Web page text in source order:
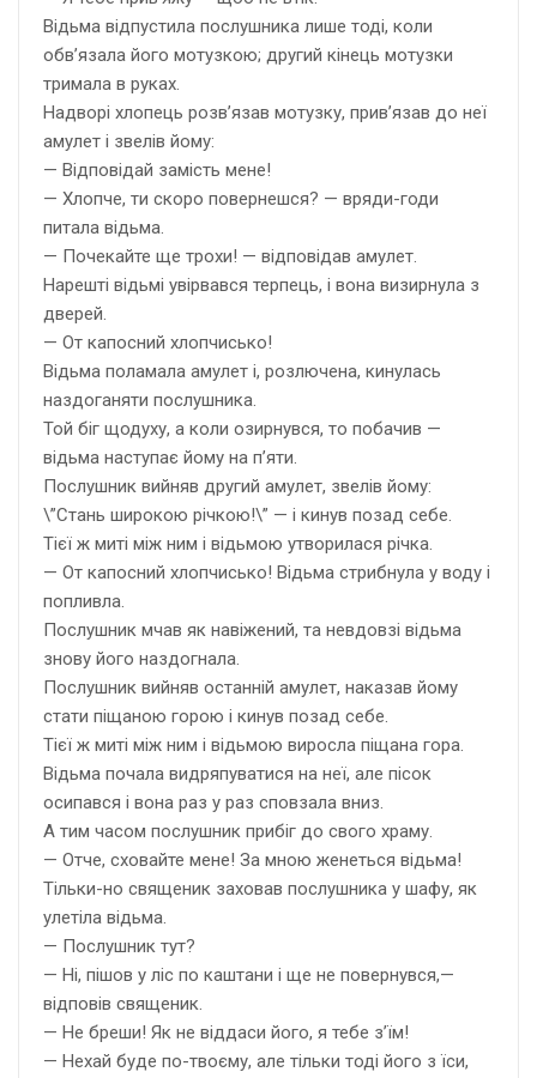
Відьма відпустила послушника лише тоді, коли
обв’язала його мотузкою; другий кінець мотузки
тримала в руках.
Надворі хлопець розв’язав мотузку, прив’язав до неї
амулет і звелів йому:
— Відповідай замість мене!
— Хлопче, ти скоро повернешся? — вряди-годи
питала відьма.
— Почекайте ще трохи! — відповідав амулет.
Нарешті відьмі увірвався терпець, і вона визирнула з
дверей.
— От капосний хлопчисько!
Відьма поламала амулет і, розлючена, кинулась
наздоганяти послушника.
Той біг щодуху, а коли озирнувся, то побачив —
відьма наступає йому на п’яти.
Послушник вийняв другий амулет, звелів йому:
\”Стань широкою річкою!\” — і кинув позад себе.
Тієї ж миті між ним і відьмою утворилася річка.
— От капосний хлопчисько! Відьма стрибнула у воду і
попливла.
Послушник мчав як навіжений, та невдовзі відьма
знову його наздогнала.
Послушник вийняв останній амулет, наказав йому
стати піщаною горою і кинув позад себе.
Тієї ж миті між ним і відьмою виросла піщана гора.
Відьма почала видряпуватися на неї, але пісок
осипався і вона раз у раз сповзала вниз.
А тим часом послушник прибіг до свого храму.
— Отче, сховайте мене! За мною женеться відьма!
Тільки-но священик заховав послушника у шафу, як
улетіла відьма.
— Послушник тут?
— Ні, пішов у ліс по каштани і ще не повернувся,—
відповів священик.
— Не бреши! Як не віддаси його, я тебе з’їм!
— Нехай буде по-твоєму, але тільки тоді його з їси,